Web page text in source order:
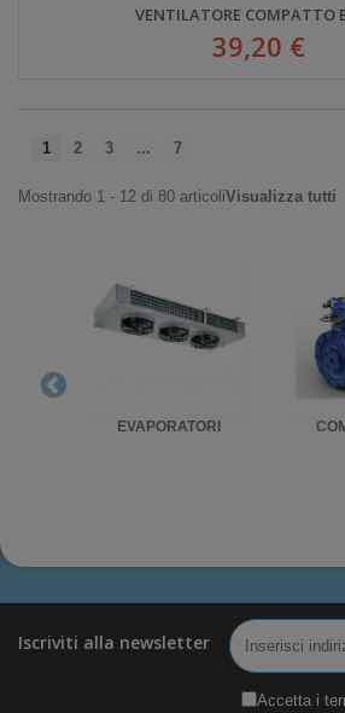
VENTILATORE COMPATTO
39,20 €
1 2 3 ... 7
Mostrando 1 - 12 di 80 articoliVisualizza tutti
EVAPORATORI
Iscriviti alla newsletter
Accetta i